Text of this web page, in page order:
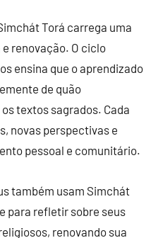
Torá carrega uma
renovação. O ciclo
ensina que o aprendizado
de quão
textos sagrados. Cada
novas perspectivas e
pessoal e comunitário.
também usam Simchát
para refletir sobre seus
renovando sua